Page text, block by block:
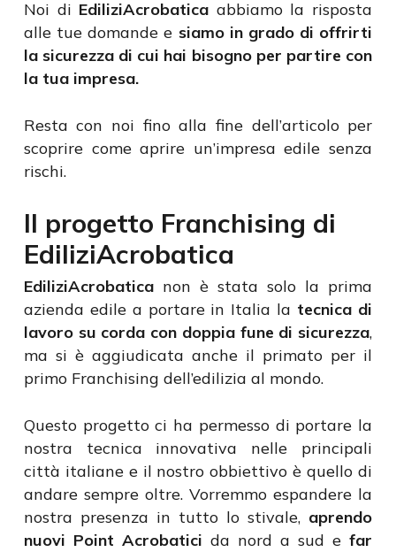
Noi di EdiliziAcrobatica abbiamo la risposta
alle tue domande e siamo in grado di offrirti
la sicurezza di cui hai bisogno per partire con
la tua impresa.
Resta con noi fino alla fine dell’articolo per
scoprire come aprire un’impresa edile senza
rischi.
Il progetto Franchising di
EdiliziAcrobatica
EdiliziAcrobaticanon è stata solo la prima
azienda edile a portare in Italia la tecnica di
lavoro su corda con doppia fune di sicurezza,
ma si è aggiudicata anche il primato per il
primo Franchising dell’edilizia al mondo.
Questo progetto ci ha permesso di portare la
nostra tecnica innovativa nelle principali
città italiane e il nostro obbiettivo è quello di
andare sempre oltre. Vorremmo espandere la
nostra presenza in tutto lo stivale, aprendo
nuovi Point Acrobatici da nord a sud efar